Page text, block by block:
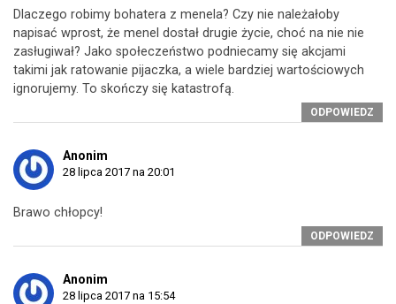
Dlaczego robimy bohatera z menela? Czy nie należałoby
napisać wprost, że menel dostał drugie życie, choć na nie nie
zasługiwał? Jako społeczeństwo podniecamy się akcjami
takimi jak ratowanie pijaczka, a wiele bardziej wartościowych
ignorujemy. To skończy się katastrofą.
ODPOWIEDZ
Anonim
28 lipca 2017 na 20:01
Brawo chłopcy!
ODPOWIEDZ
Anonim
28 lipca 2017 na 15:54